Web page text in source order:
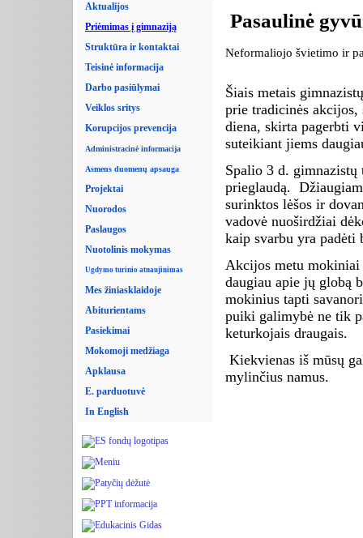
Aktualijos
Priėmimas į gimnaziją
Struktūra ir kontaktai
Teisinė informacija
Darbo pasiūlymai
Veiklos sritys
Korupcijos prevencija
Administracinė informacija
Asmens duomenų apsauga
Projektai
Nuorodos
Paslaugos
Nuotolinis mokymas
Ugdymo turinio atnaujinimas
Mes žiniasklaidoje
Abiturientams
Pasiekimai
Mokomoji medžiaga
Apklausa
E. parduotuvė
In English
Pasaulinė
Neformaliojo švietimo ir
Šiais metais
prie tradicinės
diena, skirta pagerbti
suteikiant jiems
Spalio 3 d. gimnazistų
prieglaudą.
surinktos lėšos ir
vadovė nuoširdžiai
kaip svarbu yra padėti
Akcijos metu
daugiau apie jų globą
mokinius tapti
puiki galimybė ne tik
keturkojais draugais.
Kiekvienas iš mūsų
mylinčius namus.